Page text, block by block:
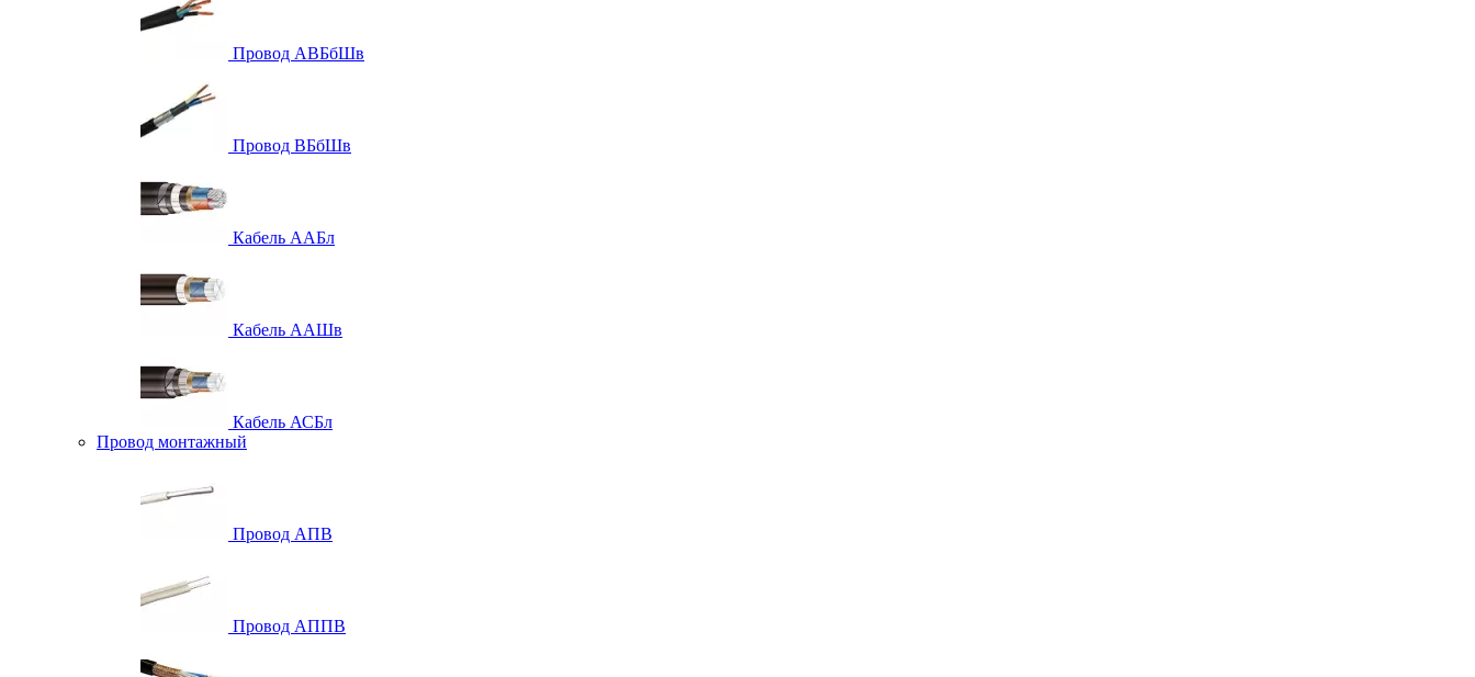
Провод АВБбШв
Провод ВБбШв
Кабель ААБл
Кабель ААШв
Кабель АСБл
Провод монтажный
Провод АПВ
Провод АППВ